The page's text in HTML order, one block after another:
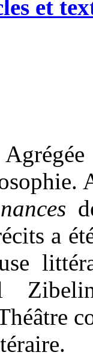
et
a